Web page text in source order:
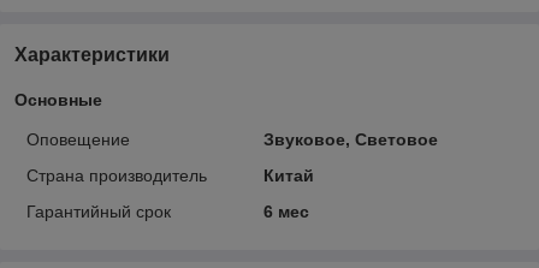
Характеристики
Основные
Оповещение
Звуковое, Световое
Страна производитель
Китай
Гарантийный срок
6 мес